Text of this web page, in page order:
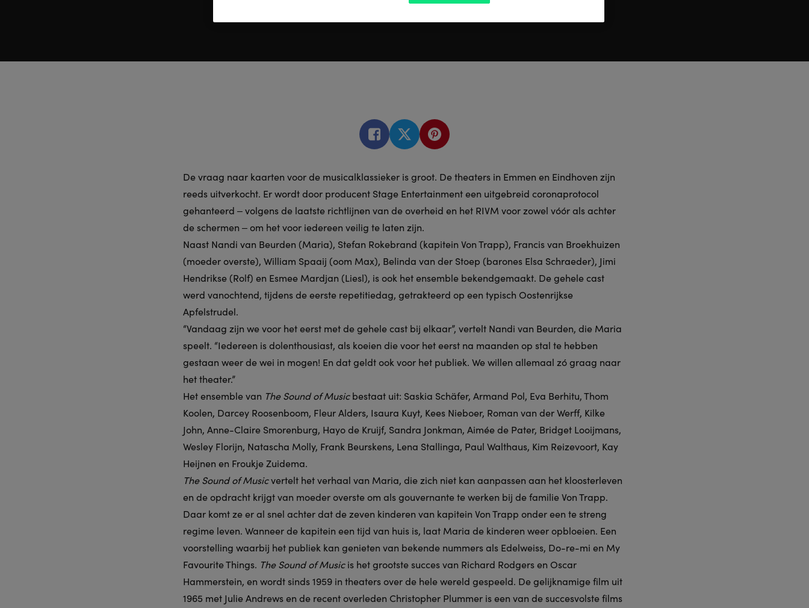
De vraag naar kaarten voor de musicalklassieker is groot. De theaters in Emmen en Eindhoven zijn
reeds uitverkocht. Er wordt door producent Stage Entertainment een uitgebreid coronaprotocol
gehanteerd ‒ volgens de laatste richtlijnen van de overheid en het RIVM voor zowel vóór als achter
de schermen ‒ om het voor iedereen veilig te laten zijn.
Naast Nandi van Beurden (Maria), Stefan Rokebrand (kapitein Von Trapp), Francis van Broekhuizen
(moeder overste), William Spaaij (oom Max), Belinda van der Stoep (barones Elsa Schraeder), Jimi
Hendrikse (Rolf) en Esmee Mardjan (Liesl), is ook het ensemble bekendgemaakt. De gehele cast
werd vanochtend, tijdens de eerste repetitiedag, getrakteerd op een typisch Oostenrijkse
Apfelstrudel.
“Vandaag zijn we voor het eerst met de gehele cast bij elkaar”, vertelt Nandi van Beurden, die Maria
speelt. “Iedereen is dolenthousiast, als koeien die voor het eerst na maanden op stal te hebben
gestaan weer de wei in mogen! En dat geldt ook voor het publiek. We willen allemaal zó graag naar
het theater.”
Het ensemble van The Sound of Musicbestaat uit: Saskia Schäfer, Armand Pol, Eva Berhitu, Thom
Koolen, Darcey Roosenboom, Fleur Alders, Isaura Kuyt, Kees Nieboer, Roman van der Werff, Kilke
John, Anne-Claire Smorenburg, Hayo de Kruijf, Sandra Jonkman, Aimée de Pater, Bridget Looijmans,
Wesley Florijn, Natascha Molly, Frank Beurskens, Lena Stallinga, Paul Walthaus, Kim Reizevoort, Kay
Heijnen en Froukje Zuidema.
The Sound of Musicvertelt het verhaal van Maria, die zich niet kan aanpassen aan het kloosterleven
en de opdracht krijgt van moeder overste om als gouvernante te werken bij de familie Von Trapp.
Daar komt ze er al snel achter dat de zeven kinderen van kapitein Von Trapp onder een te streng
regime leven. Wanneer de kapitein een tijd van huis is, laat Maria de kinderen weer opbloeien. Een
voorstelling waarbij het publiek kan genieten van bekende nummers als Edelweiss, Do-re-mi en My
Favourite Things. The Sound of Musicis het grootste succes van Richard Rodgers en Oscar
Hammerstein, en wordt sinds 1959 in theaters over de hele wereld gespeeld. De gelijknamige film uit
1965 met Julie Andrews en de recent overleden Christopher Plummer is een van de succesvolste films